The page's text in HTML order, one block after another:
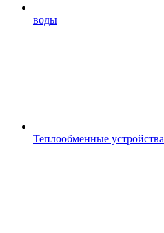
воды
Теплообменные устройства